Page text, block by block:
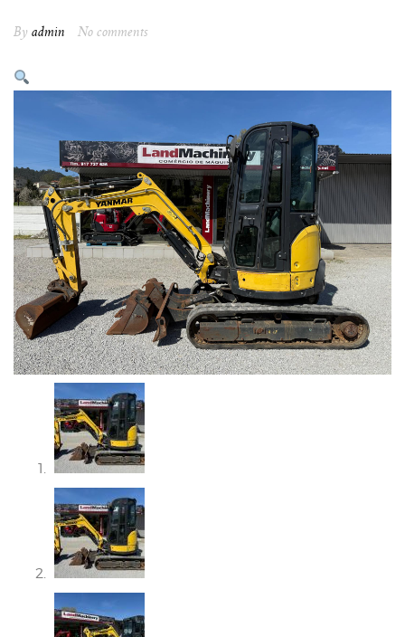
By admin No comments